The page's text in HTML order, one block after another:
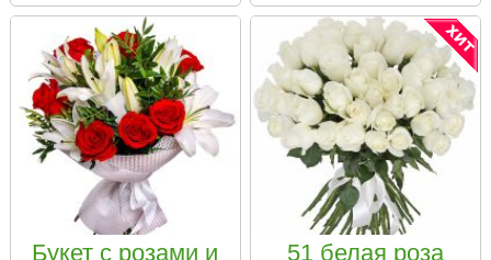
Букет с розами и
51 белая роза